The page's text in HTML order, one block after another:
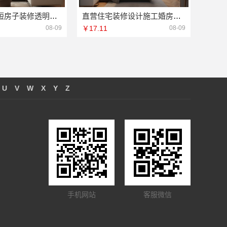
东西湖工期短房子装修透明报价，本地快装（湖北）科技有限公司拒绝增项
08-09
直营住宅装修设计施工婚房就选浙江臻美新型建材有限公司
￥17.11 08-09
U V W X Y Z
手机网站 客服微信